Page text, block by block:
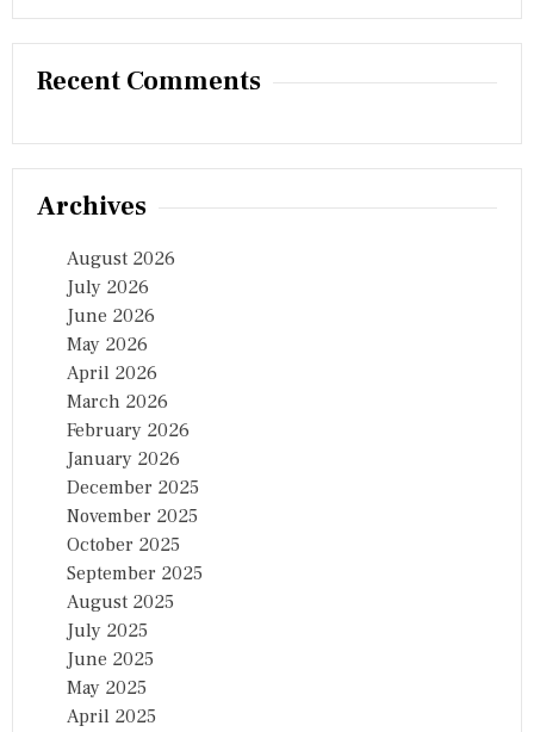
Recent Comments
Archives
August 2026
July 2026
June 2026
May 2026
April 2026
March 2026
February 2026
January 2026
December 2025
November 2025
October 2025
September 2025
August 2025
July 2025
June 2025
May 2025
April 2025